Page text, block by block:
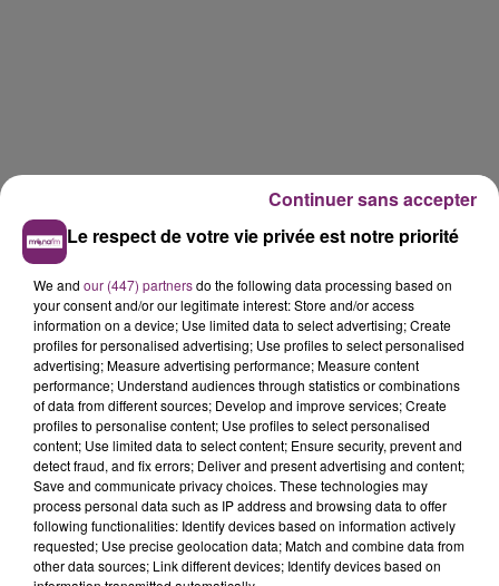
Le respect de votre vie privée est notre priorité
We and our (447) partnersdo the following data processing based on
your consent and/or our legitimate interest: Store and/or access
information on a device; Use limited data to select advertising; Create
profiles for personalised advertising; Use profiles to select personalised
advertising; Measure advertising performance; Measure content
performance; Understand audiences through statistics or combinations
of data from different sources; Develop and improve services; Create
profiles to personalise content; Use profiles to select personalised
content; Use limited data to select content; Ensure security, prevent and
detect fraud, and fix errors; Deliver and present advertising and content;
Save and communicate privacy choices. These technologies may
process personal data such as IP address and browsing data to offer
following functionalities: Identify devices based on information actively
requested; Use precise geolocation data; Match and combine data from
other data sources; Link different devices; Identify devices based on
Continuer sans accepter